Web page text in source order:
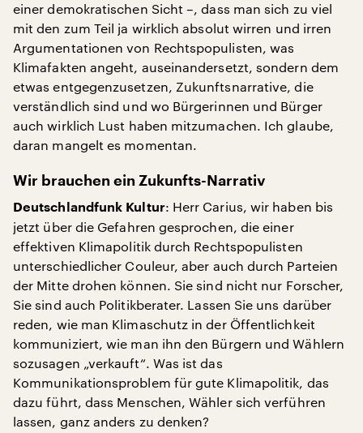
einer demokratischen Sicht –, dass man sich zu viel
mit den zum Teil ja wirklich absolut wirren und irren
Argumentationen von Rechtspopulisten, was
Klimafakten angeht, auseinandersetzt, sondern dem
etwas entgegenzusetzen, Zukunftsnarrative, die
verständlich sind und wo Bürgerinnen und Bürger
auch wirklich Lust haben mitzumachen. Ich glaube,
daran mangelt es momentan.
Wir brauchen ein Zukunfts-Narrativ
Deutschlandfunk Kultur: Herr Carius, wir haben bis
jetzt über die Gefahren gesprochen, die einer
effektiven Klimapolitik durch Rechtspopulisten
unterschiedlicher Couleur, aber auch durch Parteien
der Mitte drohen können. Sie sind nicht nur Forscher,
Sie sind auch Politikberater. Lassen Sie uns darüber
reden, wie man Klimaschutz in der Öffentlichkeit
kommuniziert, wie man ihn den Bürgern und Wählern
sozusagen „verkauft“. Was ist das
Kommunikationsproblem für gute Klimapolitik, das
dazu führt, dass Menschen, Wähler sich verführen
lassen, ganz anders zu denken?